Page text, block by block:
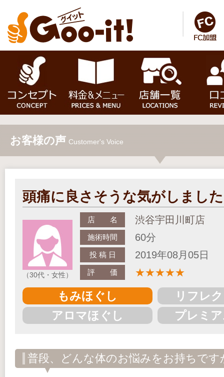
お客様の声 Customer's Voice
頭痛に良さそうな気がしました
（30代・女性）
店 名 渋谷宇田川町店
施術時間 60分
投 稿 日 2019年08月05日
評 価 ★★★★★
もみほぐし
リフレ
アロマほぐし
プレミ
普段、どんな体のお悩みをお持ちです